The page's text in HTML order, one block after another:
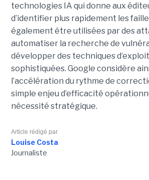
technologies IA qui donne aux
d’identifier plus rapidement les
également être utilisées par des
automatiser la recherche de
développer des techniques
sophistiquées. Google considère
l’accélération du rythme de
simple enjeu d’efficacité
nécessité stratégique.
Article rédigé par
Louise Costa
Journaliste